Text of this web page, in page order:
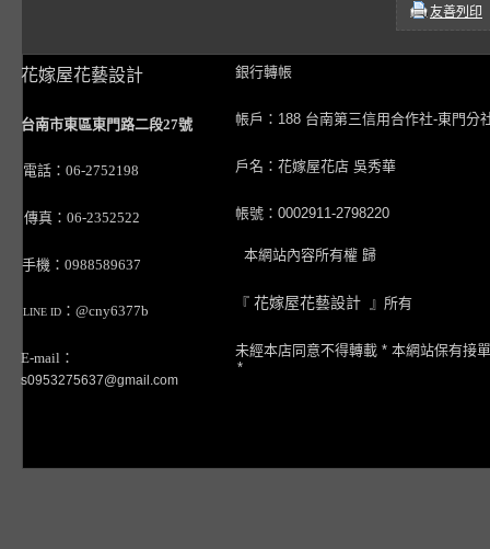
友善列印
花嫁屋花藝設計
台南市東區東門路二段27號
電話：06-2752198
傳真：06-2352522
手機：0988589637
LINE ID ：@cny6377b
E-mail：
s0953275637@gmail.com
銀行轉帳
帳戶：188 台南第三信用合作社-東門分
戶名：花嫁屋花店 吳秀華
帳號：0002911-2798220
本網站內容所有權 歸
『 花嫁屋花藝設計 』所有
未經本店同意不得轉載 * 本網站保有接
*